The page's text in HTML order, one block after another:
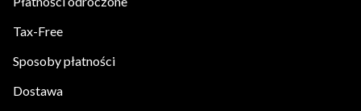
Tax-Free
Sposoby płatności
Dostawa